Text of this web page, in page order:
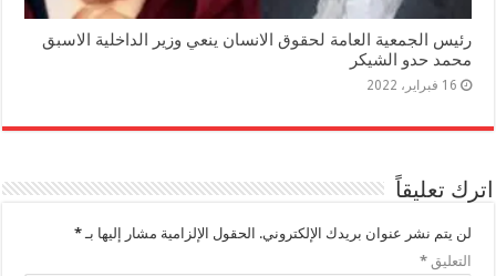
رئيس الجمعية العامة لحقوق الانسان ينعي وزير الداخلية الاسبق
محمد حدو الشيكر
16 فبراير، 2022
اترك تعليقاً
لن يتم نشر عنوان بريدك الإلكتروني. الحقول الإلزامية مشار إليها بـ*
التعليق*